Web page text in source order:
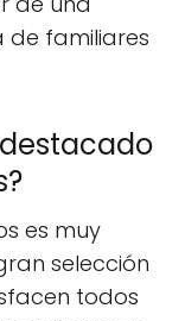
familiares
es muy
selección
todos